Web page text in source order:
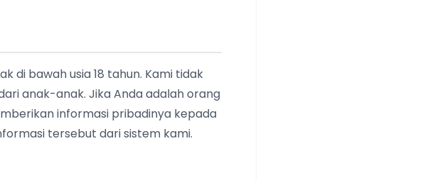
di bawah usia 18 tahun. Kami tidak
anak-anak. Jika Anda adalah orang
informasi pribadinya kepada
tersebut dari sistem kami.